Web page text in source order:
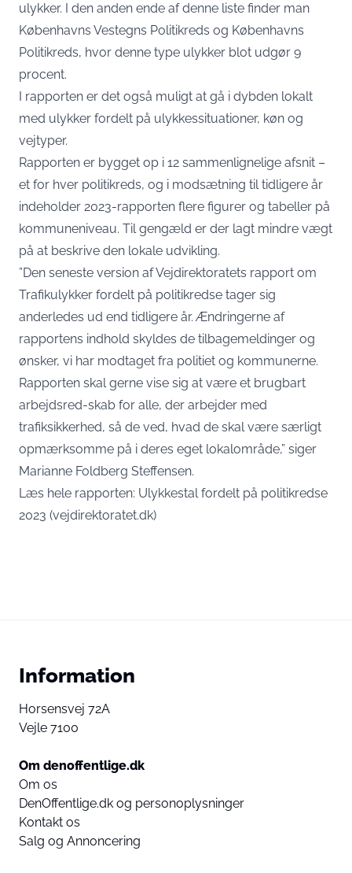
ulykker. I den anden ende af denne liste finder man
Københavns Vestegns Politikreds og Københavns
Politikreds, hvor denne type ulykker blot udgør 9
procent.
I rapporten er det også muligt at gå i dybden lokalt
med ulykker fordelt på ulykkessituationer, køn og
vejtyper.
Rapporten er bygget op i 12 sammenlignelige afsnit –
et for hver politikreds, og i modsætning til tidligere år
indeholder 2023-rapporten flere figurer og tabeller på
kommuneniveau. Til gengæld er der lagt mindre vægt
på at beskrive den lokale udvikling.
”Den seneste version af Vejdirektoratets rapport om
Trafikulykker fordelt på politikredse tager sig
anderledes ud end tidligere år. Ændringerne af
rapportens indhold skyldes de tilbagemeldinger og
ønsker, vi har modtaget fra politiet og kommunerne.
Rapporten skal gerne vise sig at være et brugbart
arbejdsred-skab for alle, der arbejder med
trafiksikkerhed, så de ved, hvad de skal være særligt
opmærksomme på i deres eget lokalområde,” siger
Marianne Foldberg Steffensen.
Læs hele rapporten: Ulykkestal fordelt på politikredse
2023 (vejdirektoratet.dk)
Information
Horsensvej 72A
Vejle 7100
Om denoffentlige.dk
Om os
DenOffentlige.dk og personoplysninger
Kontakt os
Salg og Annoncering